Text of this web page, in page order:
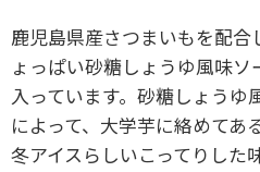
鹿児島県産さつまいもを配合
ょっぱい砂糖しょうゆ風味
入っています。砂糖しょうゆ
によって、大学芋に絡めてあ
冬アイスらしいこってりした